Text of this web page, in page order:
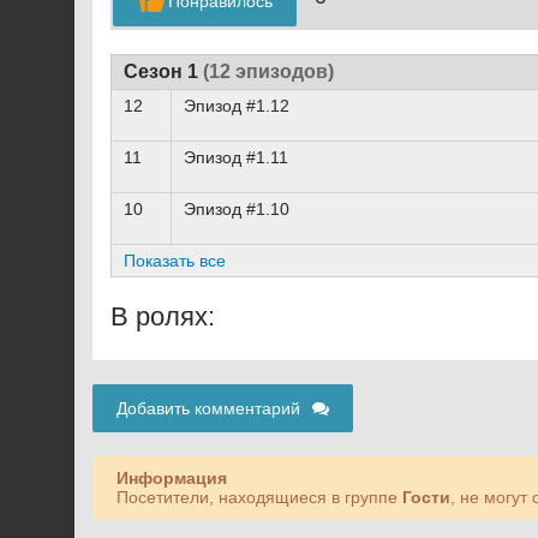
Сезон 1 (12 эпизодов)
12 Эпизод #1.12
11
Эпизод #1.11
10
Эпизод #1.10
Показать все
В ролях:
Добавить комментарий
Информация
Посетители, находящиеся в группе Гости , не